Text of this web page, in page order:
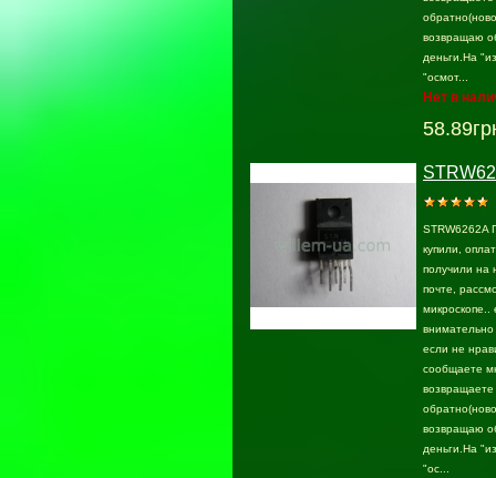
возвращаю
деньги.На
"осмот...
Нет в
STRW6262A
купили,
получили на
почте,
микроскопе..
внимательно
если не
сообщаете
возвращаете
возвращаю
деньги.На
"ос...